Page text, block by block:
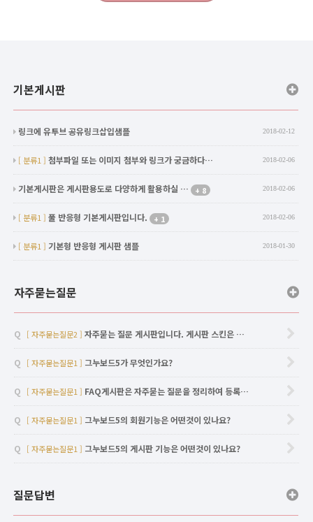
링크에 유투브 공유링크삽입샘플 2018-02-12
[ 분류1 ] 첨부파일 또는 이미지 첨부와 링크가 궁금하다… 2018-02-06
기본게시판은 게시판용도로 다양하게 활용하실 … + 8 2018-02-06
[ 분류1 ] 풀 반응형 기본게시판입니다. + 1 2018-02-06
[ 분류1 ] 기본형 반응형 게시판 샘플 2018-01-30
기본게시판
Q [ 자주묻는질문2 ] 자주묻는 질문 게시판입니다. 게시판 스킨은 …
Q [ 자주묻는질문1 ] 그누보드5가 무엇인가요?
Q [ 자주묻는질문1 ] FAQ게시판은 자주묻는 질문을 정리하여 등록…
Q [ 자주묻는질문1 ] 그누보드5의 회원기능은 어떤것이 있나요?
Q [ 자주묻는질문1 ] 그누보드5의 게시판 기능은 어떤것이 있나요?
자주묻는질문
질문답변